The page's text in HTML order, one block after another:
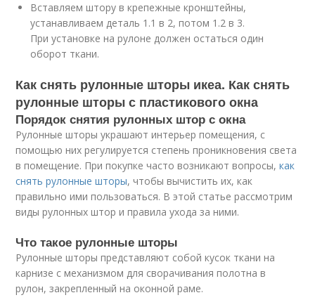
Вставляем штору в крепежные кронштейны,
устанавливаем деталь 1.1 в 2, потом 1.2 в 3.
При установке на рулоне должен остаться один
оборот ткани.
Как снять рулонные шторы икеа. Как снять
рулонные шторы с пластикового окна
Порядок снятия рулонных штор с окна
Рулонные шторы украшают интерьер помещения, с
помощью них регулируется степень проникновения света
в помещение. При покупке часто возникают вопросы,как
снять рулонные шторы, чтобы вычистить их, как
правильно ими пользоваться. В этой статье рассмотрим
виды рулонных штор и правила ухода за ними.
Что такое рулонные шторы
Рулонные шторы представляют собой кусок ткани на
карнизе с механизмом для сворачивания полотна в
рулон, закрепленный на оконной раме.